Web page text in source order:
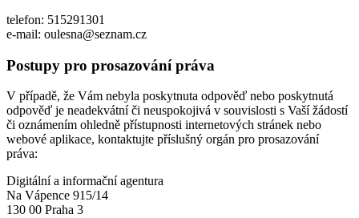
telefon: 515291301
e-mail: oulesna@seznam.cz
Postupy pro prosazování práva
V případě, že Vám nebyla poskytnuta odpověď nebo poskytnutá
odpověď je neadekvátní či neuspokojivá v souvislosti s Vaší žádostí
či oznámením ohledně přístupnosti internetových stránek nebo
webové aplikace, kontaktujte příslušný orgán pro prosazování
práva:
Digitální a informační agentura
Na Vápence 915/14
130 00 Praha 3